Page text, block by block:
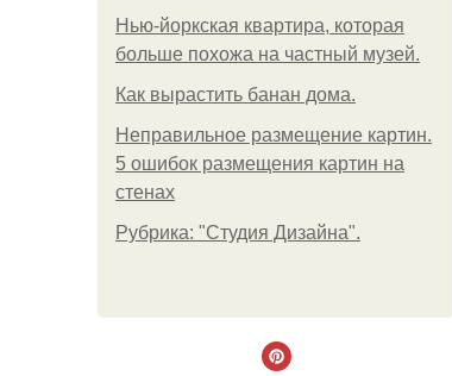
Нью-йоркская квартира, которая
больше похожа на частный музей.
Как вырастить банан дома.
Неправильное размещение картин.
5 ошибок размещения картин на
стенах
Рубрика: "Студия Дизайна".